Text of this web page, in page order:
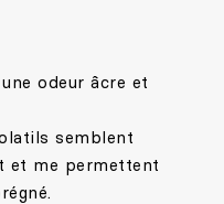
odeur âcre et
semblent
et me permettent